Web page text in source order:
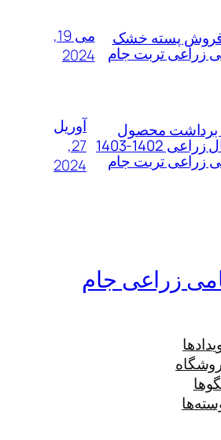
فروش پسته خشک
تربت جام
می 19,
2024
برداشت محصول
گندم و جو سال زراعی 1402-1403
تربت جام
آوریل
27,
2024
زراعی جام